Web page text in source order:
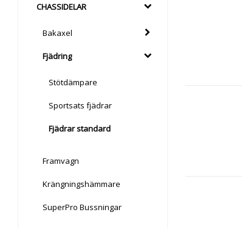
CHASSIDELAR
Bakaxel
Fjädring
Stötdämpare
Sportsats fjädrar
Fjädrar standard
Framvagn
Krängningshämmare
SuperPro Bussningar